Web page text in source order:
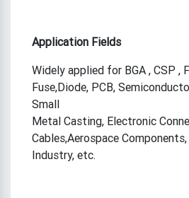
Application Fields
Widely applied for BGA , CSP ,
Fuse,Diode, PCB,
Small
Metal Casting, Electronic
Cables,Aerospace
Industry, etc.